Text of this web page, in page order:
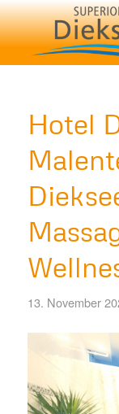
Hotel
13. November